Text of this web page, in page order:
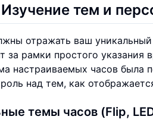
тем и
отражать ваш
за рамки простого указания
настраиваемых часов была
над тем, как
темы часов (Flip,